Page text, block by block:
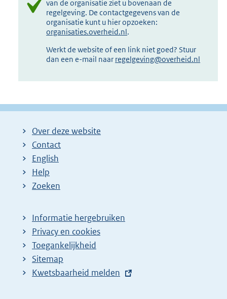
van de organisatie ziet u bovenaan de
regelgeving. De contactgegevens van de
organisatie kunt u hier opzoeken:
organisaties.overheid.nl.
Werkt de website of een link niet goed? Stuur
dan een e-mail naar regelgeving@overheid.nl
Over deze website
Contact
English
Help
Zoeken
Informatie hergebruiken
Privacy en cookies
Toegankelijkheid
Sitemap
E
Kwetsbaarheid melden